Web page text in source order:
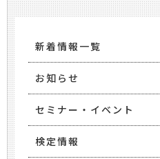
新着情報一覧
お知らせ
セミナー・イベント
検定情報